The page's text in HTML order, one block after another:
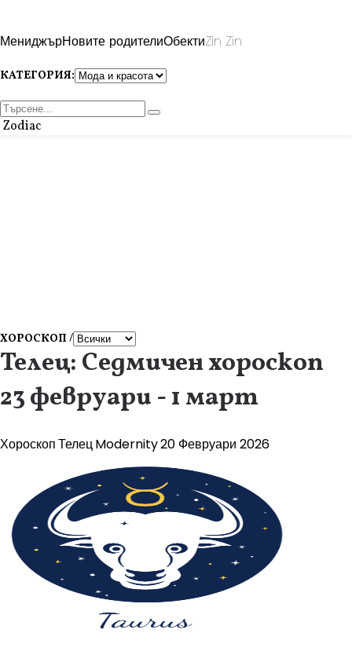
МениджърНовите родителиОбектиZin Zin
КАТЕГОРИЯ:
Zodiac
ХОРОСКОП /
Телец: Седмичен хороскоп
23 февруари - 1 март
ХороскопТелецModernity20 Февруари 2026